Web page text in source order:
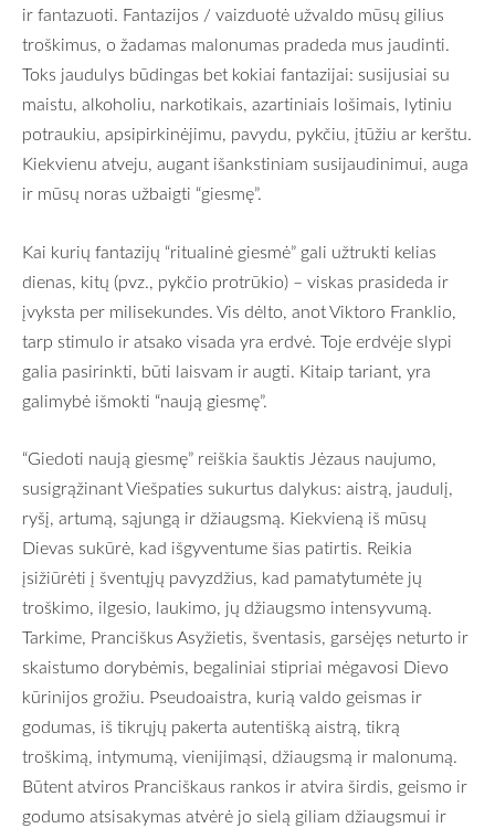
ir fantazuoti. Fantazijos / vaizduotė užvaldo mūsų gilius
troškimus, o žadamas malonumas pradeda mus jaudinti.
Toks jaudulys būdingas bet kokiai fantazijai: susijusiai su
maistu, alkoholiu, narkotikais, azartiniais lošimais, lytiniu
potraukiu, apsipirkinėjimu, pavydu, pykčiu, įtūžiu ar kerštu.
Kiekvienu atveju, augant išankstiniam susijaudinimui, auga
ir mūsų noras užbaigti “giesmę”.
Kai kurių fantazijų “ritualinė giesmė” gali užtrukti kelias
dienas, kitų (pvz., pykčio protrūkio) – viskas prasideda ir
įvyksta per milisekundes. Vis dėlto, anot Viktoro Franklio,
tarp stimulo ir atsako visada yra erdvė. Toje erdvėje slypi
galia pasirinkti, būti laisvam ir augti. Kitaip tariant, yra
galimybė išmokti “naują giesmę”.
“Giedoti naują giesmę” reiškia šauktis Jėzaus naujumo,
susigrąžinant Viešpaties sukurtus dalykus: aistrą, jaudulį,
ryšį, artumą, sąjungą ir džiaugsmą. Kiekvieną iš mūsų
Dievas sukūrė, kad išgyventume šias patirtis. Reikia
įsižiūrėti į šventųjų pavyzdžius, kad pamatytumėte jų
troškimo, ilgesio, laukimo, jų džiaugsmo intensyvumą.
Tarkime, Pranciškus Asyžietis, šventasis, garsėjęs neturto ir
skaistumo dorybėmis, begaliniai stipriai mėgavosi Dievo
kūrinijos grožiu. Pseudoaistra, kurią valdo geismas ir
godumas, iš tikrųjų pakerta autentišką aistrą, tikrą
troškimą, intymumą, vienijimąsi, džiaugsmą ir malonumą.
Būtent atviros Pranciškaus rankos ir atvira širdis, geismo ir
godumo atsisakymas atvėrė jo sielą giliam džiaugsmui ir